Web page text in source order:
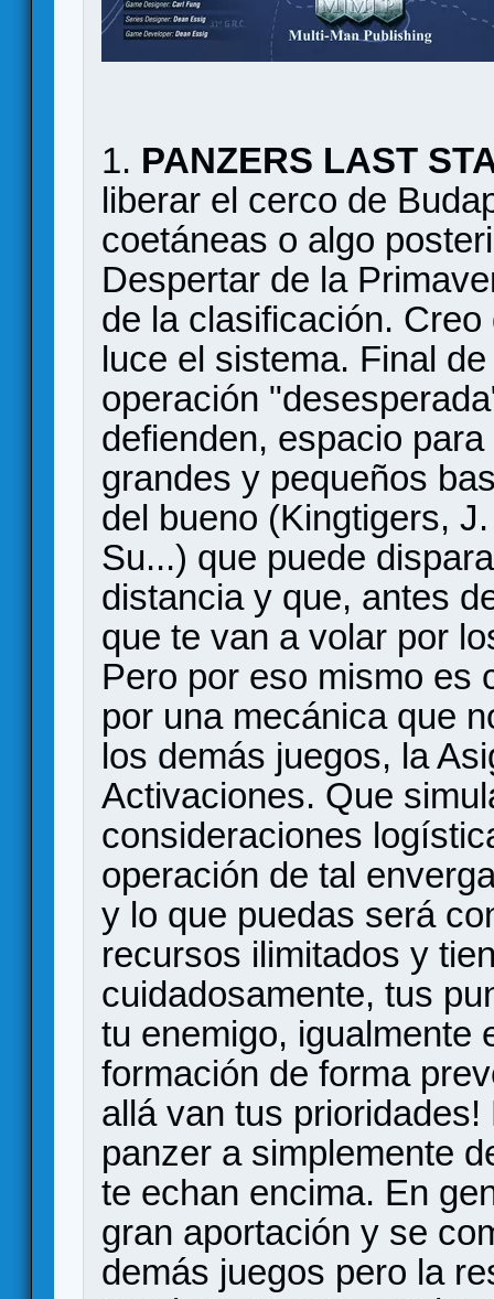
1. PANZERS LAST
liberar el cerco de
coetáneas o algo
Despertar de la
de la clasificación.
luce el sistema. Final
operación
defienden, espacio
grandes y pequeños
del bueno (Kingtigers,
Su...) que puede
distancia y que, antes
que te van a volar por
Pero por eso mismo es
por una mecánica que
los demás juegos, la
Activaciones. Que
consideraciones
operación de tal
y lo que puedas será
recursos ilimitados y
cuidadosamente, tus
tu enemigo, igualmente
formación de forma
allá van tus
panzer a simplemente
te echan encima. En
gran aportación y se
demás juegos pero la